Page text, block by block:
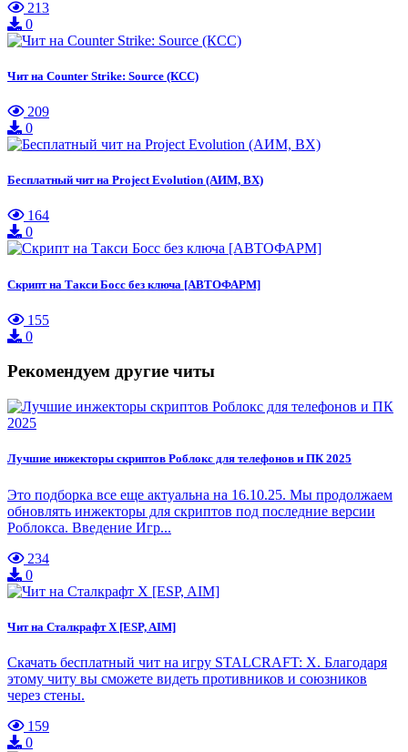
213
0
Чит на Counter Strike: Source (КСС)
209
0
Бесплатный чит на Project Evolution (АИМ, ВХ)
164
0
Скрипт на Такси Босс без ключа [АВТОФАРМ]
155
0
Рекомендуем другие читы
Лучшие инжекторы скриптов Роблокс для телефонов и ПК 2025
Это подборка все еще актуальна на 16.10.25. Мы продолжаем
обновлять инжекторы для скриптов под последние версии
Роблокса. Введение Игр...
234
0
Чит на Сталкрафт Х [ESP, AIM]
Скачать бесплатный чит на игру STALCRAFT: X. Благодаря
этому читу вы сможете видеть противников и союзников
через стены.
159
0